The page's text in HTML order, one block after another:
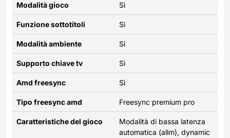
Modalità gioco Sì
Funzione sottotitoli Sì
Modalità ambiente Sì
Supporto chiave tv Sì
Amd freesync Sì
Tipo freesync amd Freesync premium pro
Caratteristiche del gioco
Modalità di bassa latenza
automatica (allm), dynamic